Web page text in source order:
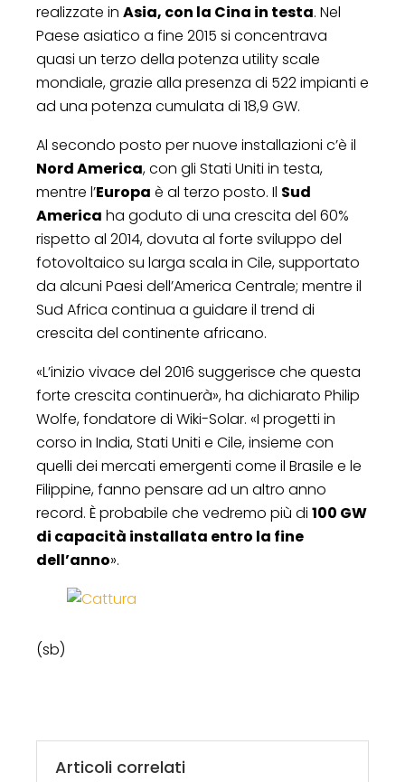
realizzate in Asia, con la Cina in testa. Nel
Paese asiatico a fine 2015 si concentrava
quasi un terzo della potenza utility scale
mondiale, grazie alla presenza di 522 impianti e
ad una potenza cumulata di 18,9 GW.
Al secondo posto per nuove installazioni c’è il
Nord America, con gli Stati Uniti in testa,
mentre l’Europa è al terzo posto. Il Sud
America ha goduto di una crescita del 60%
rispetto al 2014, dovuta al forte sviluppo del
fotovoltaico su larga scala in Cile, supportato
da alcuni Paesi dell’America Centrale; mentre il
Sud Africa continua a guidare il trend di
crescita del continente africano.
«L’inizio vivace del 2016 suggerisce che questa
forte crescita continuerà», ha dichiarato Philip
Wolfe, fondatore di Wiki-Solar. «I progetti in
corso in India, Stati Uniti e Cile, insieme con
quelli dei mercati emergenti come il Brasile e le
Filippine, fanno pensare ad un altro anno
record. È probabile che vedremo più di 100 GW
di capacità installata entro la fine
dell’anno».
(sb)
Articoli correlati